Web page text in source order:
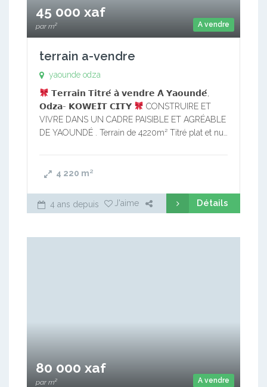
A vendre
45 000 xaf
par m²
terrain a-vendre
yaounde odza
𝗧𝗲𝗿𝗿𝗮𝗶𝗻 𝗧𝗶𝘁𝗿𝗲́ 𝗮̀ 𝘃𝗲𝗻𝗱𝗿𝗲 𝗔̀ 𝗬𝗮𝗼𝘂𝗻𝗱𝗲́,
𝗢𝗱𝘇𝗮- 𝗞𝗢𝗪𝗘𝗜̈𝗧 𝗖𝗜𝗧𝗬
CONSTRUIRE ET
VIVRE DANS UN CADRE PAISIBLE ET AGRÉABLE
DE YAOUNDÉ . Terrain de 4220m² Titré plat et nu…
4 220 m²
4 ans depuis J'aime Détails
A vendre
80 000 xaf
par m²